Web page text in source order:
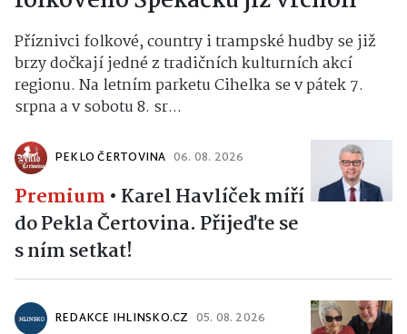
Příznivci folkové, country i trampské hudby se již
brzy dočkají jedné z tradičních kulturních akcí
regionu. Na letním parketu Cihelka se v pátek 7.
srpna a v sobotu 8. sr...
PEKLO ČERTOVINA 06. 08. 2026
Premium • Karel Havlíček míří
do Pekla Čertovina. Přijeďte se
s ním setkat!
REDAKCE IHLINSKO.CZ 05. 08. 2026